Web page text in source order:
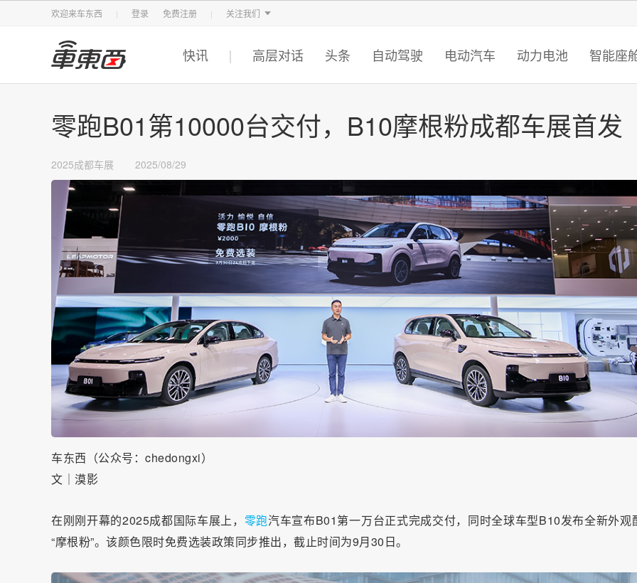
欢迎来车东西 登录 免费注册 关注我们
智东西 车东西 芯东西 智猩猩
快讯 高层对话 头条 自动驾驶 电动汽车 动力电池 智能座
零跑B01第10000台交付，B10摩根粉成都车展首发
2025成都车展 2025/08/29
车东西（公众号：chedongxi）
文｜漠影
在刚刚开幕的2025成都国际车展上， 零跑汽车宣布B01第一万台正式完成交付，同时全球车型B10发布全新外观
“摩根粉”。该颜色限时免费选装政策同步推出，截止时间为9月30日。